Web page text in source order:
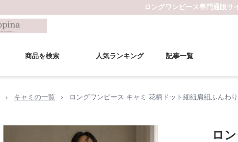
ロングワンピース専門通販サ
商品を検索 人気ランキング 記事一覧
› キャミの一覧 › ロングワンピース キャミ 花柄ドット細紐肩紐ふんわ
ロ